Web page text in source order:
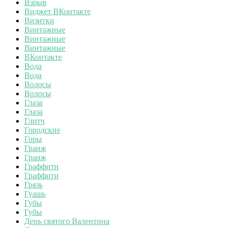
Взрыв
Виджет ВКонтакте
Визитки
Винтажные
Винтажные
Винтажные
ВКонтакте
Вода
Вода
Волосы
Волосы
Глаза
Глаза
Глитч
Городские
Горы
Гранж
Гранж
Граффити
Граффити
Грязь
Гуашь
Губы
Губы
День святого Валентина